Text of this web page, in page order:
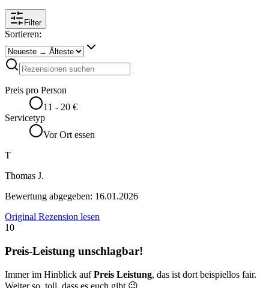
Filter
Sortieren:
Preis pro Person
11 - 20 €
Servicetyp
Vor Ort essen
T
Thomas J.
Bewertung abgegeben: 16.01.2026
Original Rezension lesen
10
Preis-Leistung unschlagbar!
Immer im Hinblick aufPreis Leistung, das ist dort beispiellos fair.
Weiter so, toll, dass es euch gibt 😉